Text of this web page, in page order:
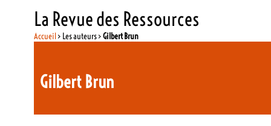
La Revue des Ressources
Accueil> Les auteurs >Gilbert Brun
Gilbert Brun